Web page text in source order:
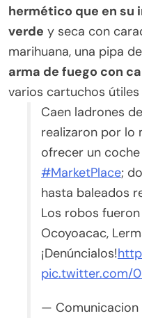
hermético que en su
verde y seca con
marihuana, una pipa
arma de fuego con
varios cartuchos
Caen ladrones de
realizaron por lo
ofrecer un
#MarketPlace;
hasta baleados
Los robos
Ocoyoacac,
¡Denúncialos!
pic.twitter.com/
— Comunicacion